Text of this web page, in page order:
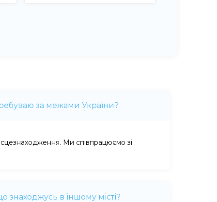
за межами України?
Ми співпрацюємо зі
знаходжусь в іншому місті?